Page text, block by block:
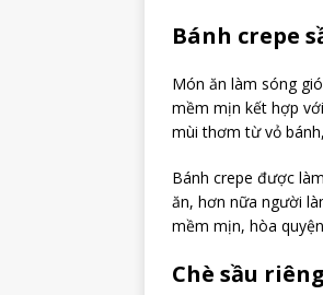
Bánh crepe
Món ăn làm sóng
mềm mịn kết hợp
mùi thơm từ vỏ
Bánh crepe được
ăn, hơn nữa người
mềm mịn, hòa
Chè sầu riêng